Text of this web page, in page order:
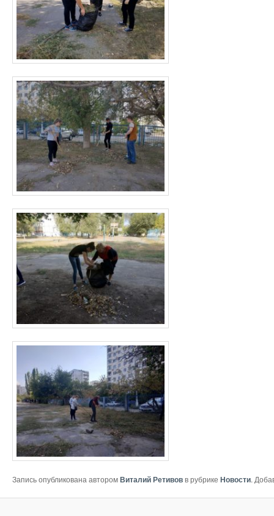
Запись опубликована авторомВиталий Ретивовв рубрике Новости.